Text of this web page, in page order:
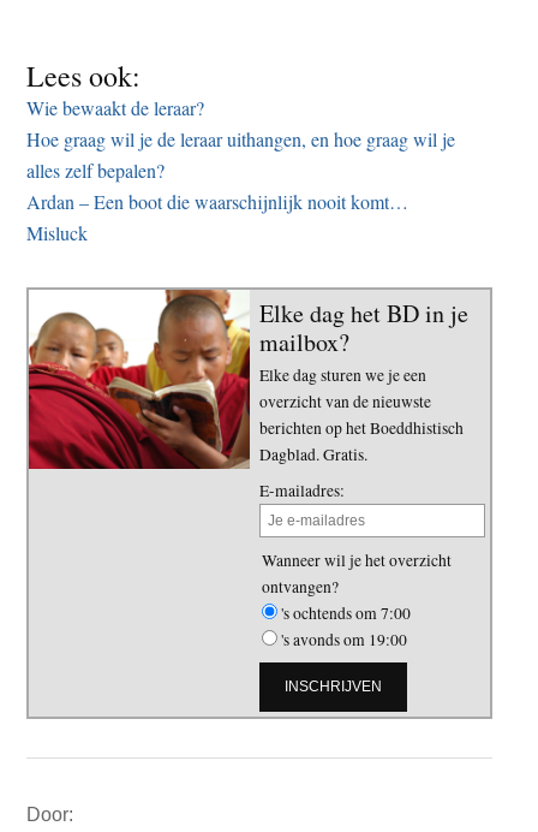
Lees ook:
Wie bewaakt de leraar?
Hoe graag wil je de leraar uithangen, en hoe graag wil je
alles zelf bepalen?
Ardan – Een boot die waarschijnlijk nooit komt…
Misluck
Elke dag het BD in je
mailbox?
Elke dag sturen we je een
overzicht van de nieuwste
berichten op het Boeddhistisch
Dagblad. Gratis.
E-mailadres:
Wanneer wil je het overzicht
ontvangen?
's ochtends om 7:00
's avonds om 19:00
Sidebar
Door: